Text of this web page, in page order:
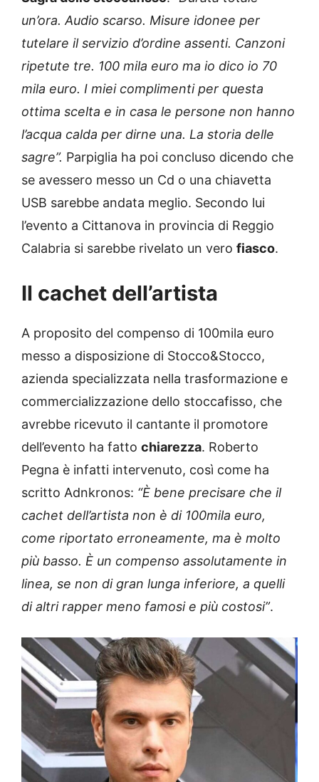
un’ora. Audio scarso. Misure idonee per
tutelare il servizio d’ordine assenti. Canzoni
ripetute tre. 100 mila euro ma io dico io 70
mila euro. I miei complimenti per questa
ottima scelta e in casa le persone non hanno
l’acqua calda per dirne una. La storia delle
sagre”. Parpiglia ha poi concluso dicendo che
se avessero messo un Cd o una chiavetta
USB sarebbe andata meglio. Secondo lui
l’evento a Cittanova in provincia di Reggio
Calabria si sarebbe rivelato un vero fiasco.
Il cachet dell’artista
A proposito del compenso di 100mila euro
messo a disposizione di Stocco&Stocco,
azienda specializzata nella trasformazione e
commercializzazione dello stoccafisso, che
avrebbe ricevuto il cantante il promotore
dell’evento ha fatto chiarezza. Roberto
Pegna è infatti intervenuto, così come ha
scritto Adnkronos: “È bene precisare che il
cachet dell’artista non è di 100mila euro,
come riportato erroneamente, ma è molto
più basso. È un compenso assolutamente in
linea, se non di gran lunga inferiore, a quelli
di altri rapper meno famosi e più costosi”.